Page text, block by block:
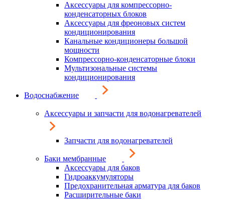
Аксессуары для компрессорно-
конденсаторных блоков
Аксессуары для фреоновых систем
кондиционирования
Канальные кондиционеры большой
мощности
Компрессорно-конденсаторные блоки
Мультизональные системы
кондиционирования
Водоснабжение
Аксессуары и запчасти для водонагревателей
Запчасти для водонагревателей
Баки мембранные
Аксессуары для баков
Гидроаккумуляторы
Предохранительная арматура для баков
Расширительные баки